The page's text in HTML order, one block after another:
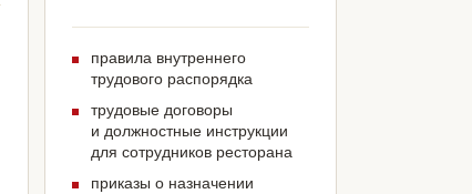
правила внутреннего
трудового распорядка
трудовые договоры
и должностные инструкции
для сотрудников ресторана
приказы о назначении